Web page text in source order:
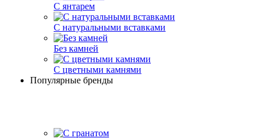
С янтарем
С натуральными вставками
Без камней
С цветными камнями
Популярные бренды